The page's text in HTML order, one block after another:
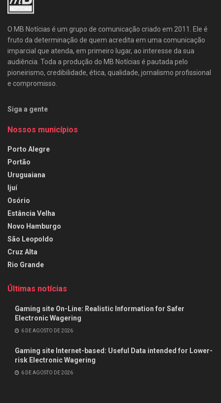
O MB Notícias é um grupo de comunicação criado em 2011. Ele é
fruto da determinação de quem acredita em uma comunicação
imparcial que atenda, em primeiro lugar, ao interesse da sua
audiência. Toda a produção do MB Notícias é pautada pelo
pioneirismo, credibilidade, ética, qualidade, jornalismo profissional
e compromisso.
Siga a gente
Nossos municípios
Porto Alegre
Portão
Uruguaiana
Ijuí
Osório
Estância Velha
Novo Hamburgo
São Leopoldo
Cruz Alta
Rio Grande
Últimas notícias
Gaming site On-Line: Realistic Information for Safer
Electronic Wagering
6 DE AGOSTO DE 2026
Gaming site Internet-based: Useful Data intended for Lower-
risk Electronic Wagering
6 DE AGOSTO DE 2026